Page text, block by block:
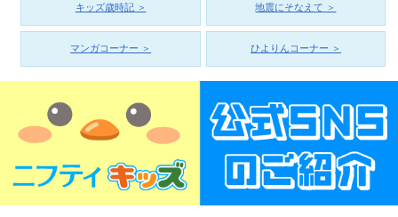
キッズ歳時記 ＞ 地震にそなえて ＞
マンガコーナー ＞ ひよりんコーナー ＞